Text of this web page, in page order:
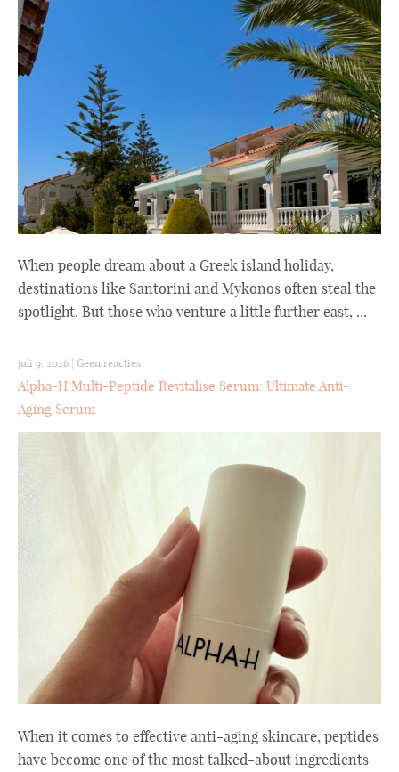
When people dream about a Greek island holiday,
destinations like Santorini and Mykonos often steal the
spotlight. But those who venture a little further east, ...
juli 9, 2026 Geen reacties
Alpha-H Multi-Peptide Revitalise Serum: Ultimate Anti-
Aging Serum
When it comes to effective anti-aging skincare, peptides
have become one of the most talked-about ingredients